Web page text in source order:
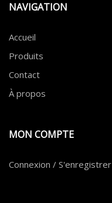
NAVIGATION
Accueil
Produits
Contact
À propos
MON COMPTE
Connexion / S'enregistrer